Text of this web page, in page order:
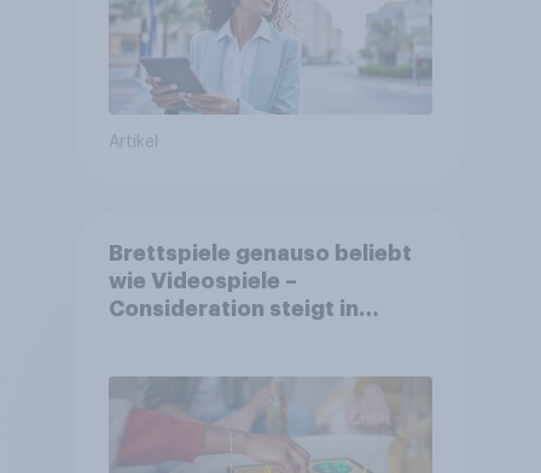
Artikel
Brettspiele genauso beliebt
wie Videospiele –
Consideration steigt in